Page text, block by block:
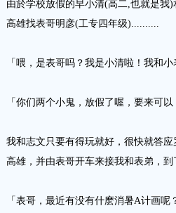
由於学校放假的早小清(高二,也就是我
高雄找表哥明彦(工专四年级)..........
「喂，是表哥吗？我是小清啦！我和
「你们两个小鬼，放假了喔，要来可
我和志文只要有得玩就好，很快就答
高雄，并由表哥开车来接我和表弟，到
「表哥，最近有没有什麽消暑A计画呢